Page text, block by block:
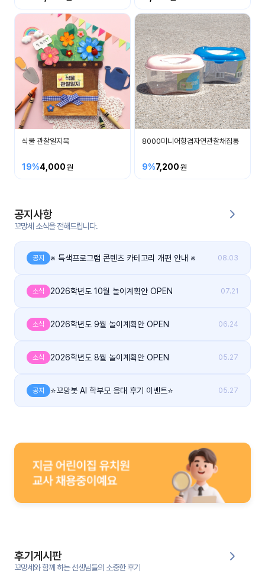
티
공지
사항
이벤
트
우리
들의
그
식물 관찰일지북
19%4,000
8000미니어항겸자연관찰채집통
9%7,200
공지사항
꼬망세 소식을 전해드립니다.
공지 ※ 특색프로그램 콘텐츠 카테고리 개편 안내 ※ 08.03
소식 2026학년도 10월 놀이계획안 OPEN 07.21
소식 2026학년도 9월 놀이계획안 OPEN 06.24
소식 2026학년도 8월 놀이계획안 OPEN 05.27
공지 ⭐꼬망봇 AI 학부모 응대 후기 이벤트⭐ 05.27
후기게시판
꼬망세와 함께 하는 선생님들의 소중한 후기